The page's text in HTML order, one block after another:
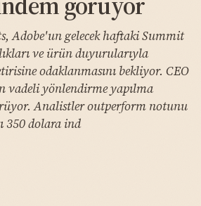
Adobe'un gelecek haftaki Summit
ve ürün duyurularıyla
odaklanmasını bekliyor. CEO
vadeli yönlendirme yapılma
Analistler outperform notunu
350 dolara ind